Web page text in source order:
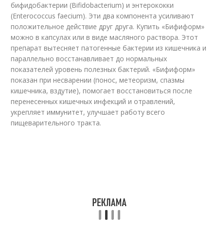
бифидобактерии (Bifidobacterium) и энтерококки
(Enterococcus faecium). Эти два компонента усиливают
положительное действие друг друга. Купить «Бифиформ»
можно в капсулах или в виде масляного раствора. Этот
препарат вытесняет патогенные бактерии из кишечника и
параллельно восстанавливает до нормальных
показателей уровень полезных бактерий. «Бифиформ»
показан при несварении (понос, метеоризм, спазмы
кишечника, вздутие), помогает восстановиться после
перенесенных кишечных инфекций и отравлений,
укрепляет иммунитет, улучшает работу всего
пищеварительного тракта.